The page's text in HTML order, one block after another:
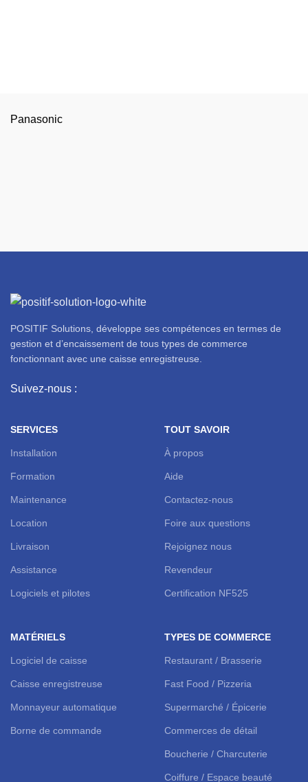
Panasonic
POSITIF Solutions, développe ses compétences en termes de
gestion et d’encaissement de tous types de commerce
fonctionnant avec une caisse enregistreuse.
Suivez-nous :
SERVICES
Installation
Formation
Maintenance
Location
Livraison
Assistance
Logiciels et pilotes
TOUT SAVOIR
À propos
Aide
Contactez-nous
Foire aux questions
Rejoignez nous
Revendeur
Certification NF525
MATÉRIELS
Logiciel de caisse
Caisse enregistreuse
Monnayeur automatique
Borne de commande
TYPES DE COMMERCE
Restaurant / Brasserie
Fast Food / Pizzeria
Supermarché / Épicerie
Commerces de détail
Boucherie / Charcuterie
Coiffure / Espace beauté